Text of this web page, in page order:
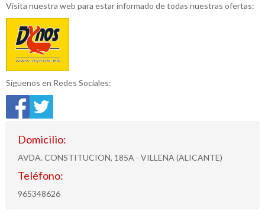
Visita nuestra web para estar informado de todas nuestras ofertas:
Síguenos en Redes Sociales:
Domicilio:
AVDA. CONSTITUCION, 185A - VILLENA (ALICANTE)
Teléfono:
965348626